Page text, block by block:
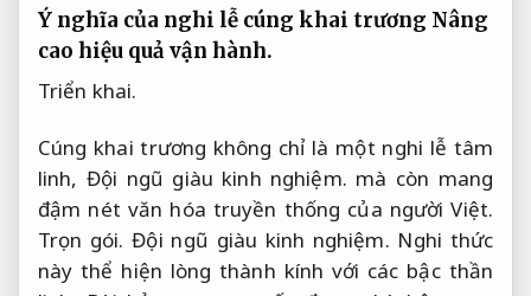
Ý nghĩa của nghi lễ cúng khai trương Nâng
cao hiệu quả vận hành.
Triển khai.
Cúng khai trương không chỉ là một nghi lễ tâm
linh, Đội ngũ giàu kinh nghiệm. mà còn mang
đậm nét văn hóa truyền thống của người Việt.
Trọn gói. Đội ngũ giàu kinh nghiệm. Nghi thức
này thể hiện lòng thành kính với các bậc thần